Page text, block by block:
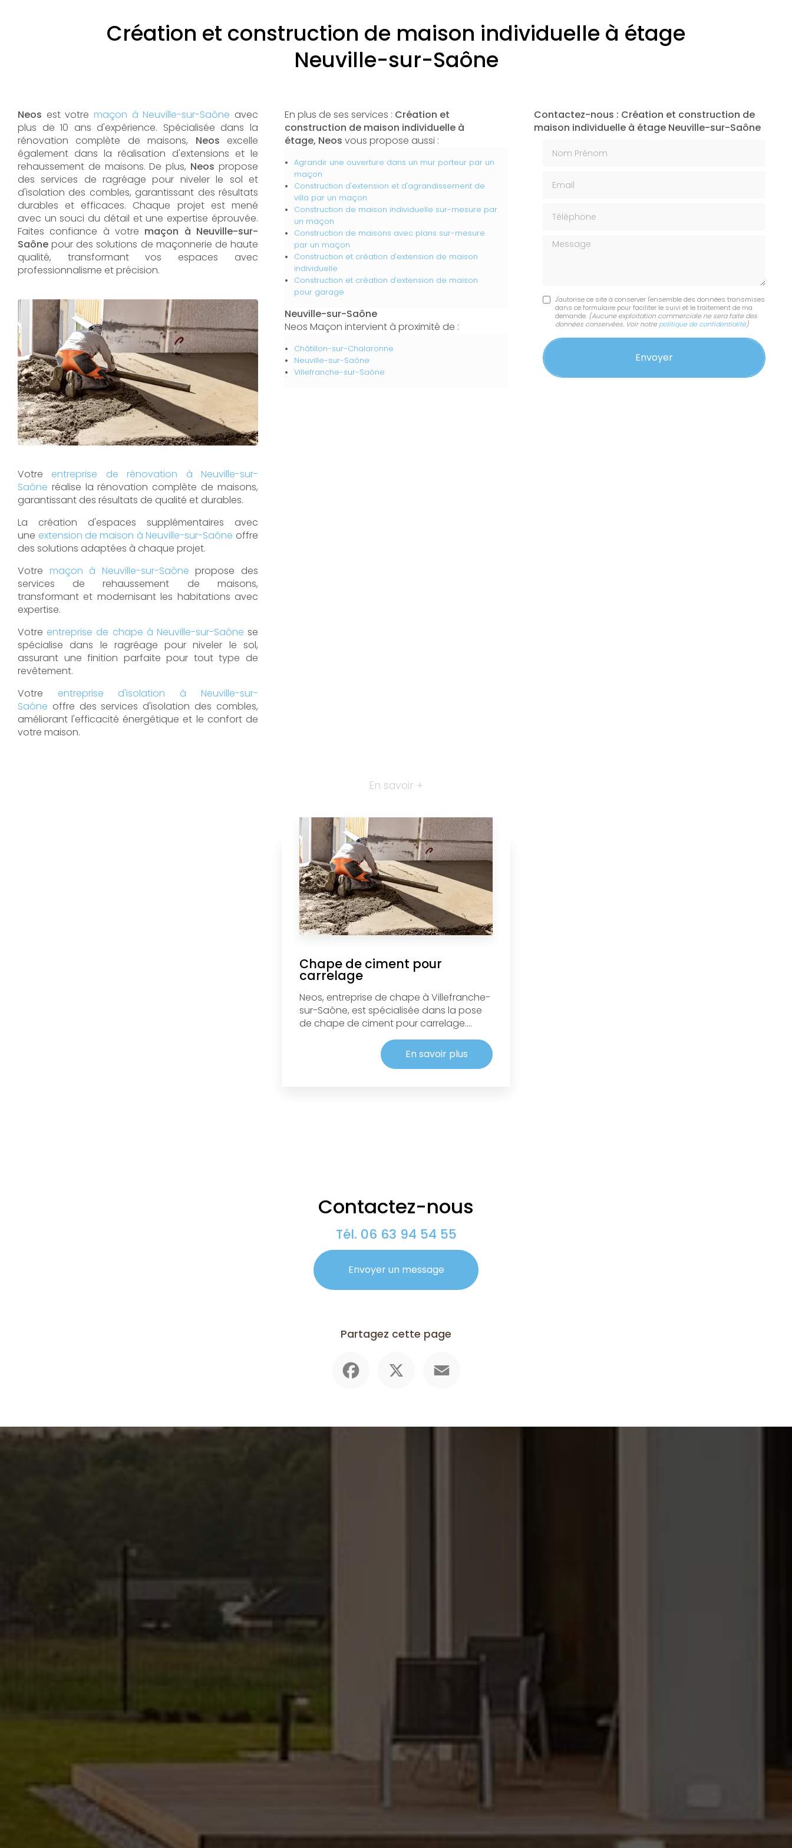
Création et construction de maison individuelle à étage
Neuville-sur-Saône
Neos est votre maçon à Neuville-sur-Saône avec
plus de 10 ans d'expérience. Spécialisée dans la
rénovation complète de maisons, Neos excelle
également dans la réalisation d'extensions et le
rehaussement de maisons. De plus, Neos propose
des services de ragréage pour niveler le sol et
d'isolation des combles, garantissant des résultats
durables et efficaces. Chaque projet est mené
avec un souci du détail et une expertise éprouvée.
Faites confiance à votre maçon à Neuville-sur-
Saône pour des solutions de maçonnerie de haute
qualité, transformant vos espaces avec
professionnalisme et précision.
Votre entreprise de rénovation à Neuville-sur-
Saône réalise la rénovation complète de maisons,
garantissant des résultats de qualité et durables.
La création d'espaces supplémentaires avec
une extension de maison à Neuville-sur-Saône offre
des solutions adaptées à chaque projet.
Votre maçon à Neuville-sur-Saône propose des
services de rehaussement de maisons,
transformant et modernisant les habitations avec
expertise.
Votre entreprise de chape à Neuville-sur-Saône se
spécialise dans le ragréage pour niveler le sol,
assurant une finition parfaite pour tout type de
revêtement.
Votre entreprise d'isolation à Neuville-sur-
Saône offre des services d'isolation des combles,
améliorant l'efficacité énergétique et le confort de
votre maison.
En plus de ses services : Création et
construction de maison individuelle à
étage, Neos vous propose aussi :
Agrandir une ouverture dans un mur porteur par un
maçon
Construction d'extension et d'agrandissement de
villa par un maçon
Construction de maison individuelle sur-mesure par
un maçon
Construction de maisons avec plans sur-mesure
par un maçon
Construction et création d'extension de maison
individuelle
Construction et création d'extension de maison
pour garage
Neuville-sur-Saône
Neos Maçon intervient à proximité de :
Châtillon-sur-Chalaronne
Neuville-sur-Saône
Villefranche-sur-Saône
Contactez-nous : Création et construction de
maison individuelle à étage Neuville-sur-Saône
Message
J'autorise ce site à conserver l'ensemble des données transmises
dans ce formulaire pour faciliter le suivi et le traitement de ma
demande. (Aucune exploitation commerciale ne sera faite des
données conservées. Voir notre politique de confidentialité)
En savoir +
Chape de ciment pour
carrelage
Neos, entreprise de chape à Villefranche-
sur-Saône, est spécialisée dans la pose
de chape de ciment pour carrelage....
En savoir plus
Contactez-nous
Tél. 06 63 94 54 55
Envoyer un message
Partagez cette page